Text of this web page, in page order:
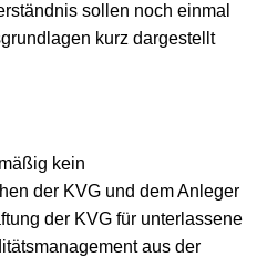
sollen noch einmal
kurz dargestellt
kein
der KVG und dem Anleger
der KVG für unterlassene
aus der